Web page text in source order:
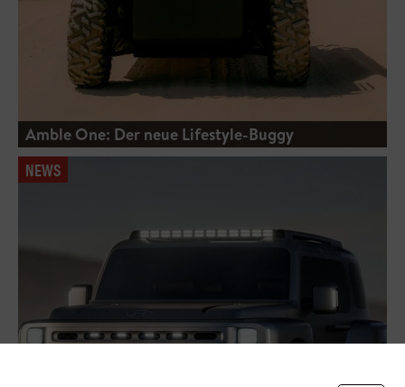
Amble One: Der neue Lifestyle-Buggy
NEWS